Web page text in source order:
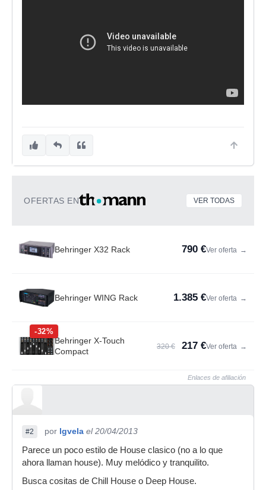
OFERTAS EN VER TODAS
Behringer X32 Rack 790 €Ver oferta →
Behringer WING Rack 1.385 €Ver oferta →
-32%
Behringer X-Touch
Compact
320 € 217 €Ver oferta →
Enlaces de afiliación
#2 por lgvela el 20/04/2013
Parece un poco estilo de House clasico (no a lo que
ahora llaman house). Muy melódico y tranquilito.
Busca cositas de Chill House o Deep House.